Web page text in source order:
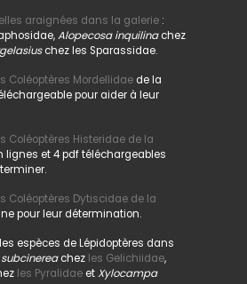
araignées dans la galerie:
Alopecosa inquilinachez
chez les Sparassidae.
Coléoptères Mordellidaede la
pour aider à leur
Coléoptères Histeridae de la
lignes et 4 pdf téléchargeables
Coléoptères Dytiscidae de la
pour leur détermination.
espèces de Lépidoptères dans
chez les Gelichiidae,
les PyralidaeetXylocampa